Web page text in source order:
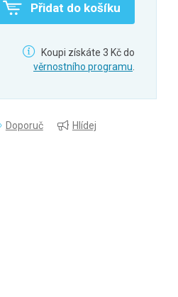
Přidat do košíku
Koupi získáte 3 Kč do
věrnostního programu
Doporuč
Hlídej